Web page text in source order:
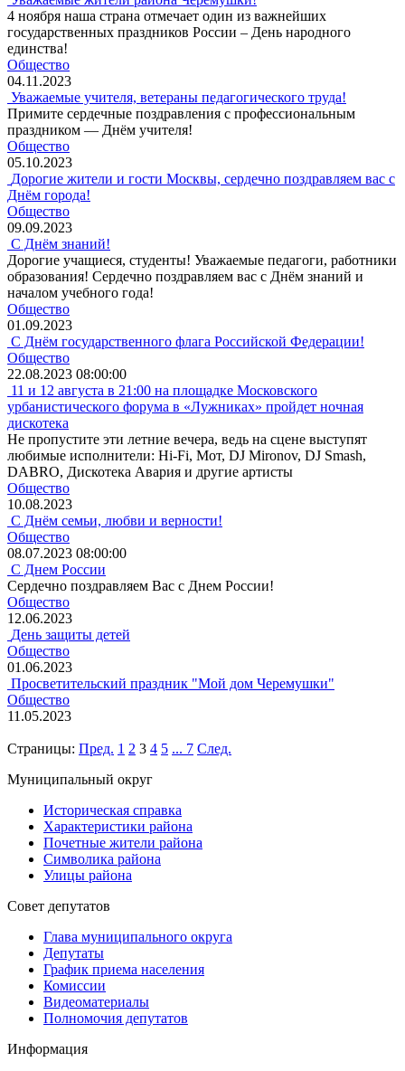
4 ноября наша страна отмечает один из важнейших
государственных праздников России – День народного
единства!
Общество
04.11.2023
Уважаемые учителя, ветераны педагогического труда!
Примите сердечные поздравления с профессиональным
праздником — Днём учителя!
Общество
05.10.2023
Дорогие жители и гости Москвы, сердечно поздравляем вас с
Днём города!
Общество
09.09.2023
С Днём знаний!
Дорогие учащиеся, студенты! Уважаемые педагоги, работники
образования! Сердечно поздравляем вас с Днём знаний и
началом учебного года!
Общество
01.09.2023
С Днём государственного флага Российской Федерации!
Общество
22.08.2023 08:00:00
11 и 12 августа в 21:00 на площадке Московского
урбанистического форума в «Лужниках» пройдет ночная
дискотека
Не пропустите эти летние вечера, ведь на сцене выступят
любимые исполнители: Hi-Fi, Мот, DJ Mironov, DJ Smash,
DABRO, Дискотека Авария и другие артисты
Общество
10.08.2023
С Днём семьи, любви и верности!
Общество
08.07.2023 08:00:00
C Днем России
Сердечно поздравляем Вас с Днем России!
Общество
12.06.2023
День защиты детей
Общество
01.06.2023
Просветительский праздник "Мой дом Черемушки"
Общество
11.05.2023
Страницы: Пред. 1 2 3 4 5 ... 7 След.
Муниципальный округ
Историческая справка
Характеристики района
Почетные жители района
Символика района
Улицы района
Совет депутатов
Глава муниципального округа
Депутаты
График приема населения
Комиссии
Видеоматериалы
Полномочия депутатов
Информация